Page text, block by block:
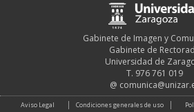
Gabinete de Imagen y
Gabinete de
Universidad de
T. 976 761 019
@
Aviso Legal Condiciones generales de uso